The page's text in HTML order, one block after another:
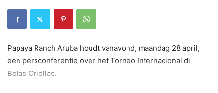
Papaya Ranch Aruba houdt vanavond, maandag 28 april,
een persconferentie over het Torneo Internacional di
Bolas Criollas.